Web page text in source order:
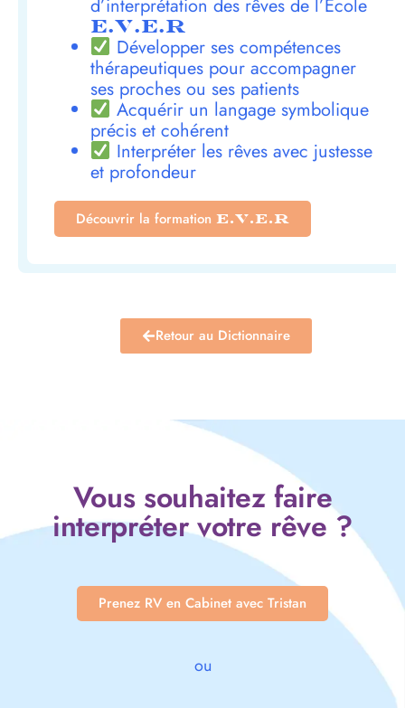
d’interprétation des rêves de l’École
E.V.E.R
Développer ses compétences
thérapeutiques pour accompagner
ses proches ou ses patients
Acquérir un langage symbolique
précis et cohérent
Interpréter les rêves avec justesse
et profondeur
Découvrir la formation E.V.E.R
Retour au Dictionnaire
Vous souhaitez faire
interpréter votre rêve ?
Prenez RV en Cabinet avec Tristan
ou